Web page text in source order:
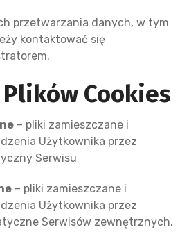
przetwarzania danych, w tym
kontaktować się
Cookies
– pliki zamieszczane i
Użytkownika przez
Serwisu
– pliki zamieszczane i
Użytkownika przez
Serwisów zewnętrznych.